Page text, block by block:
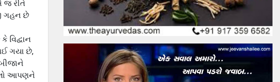
જ રીતે
ગહન છે
વિદ્વાન
ગયા છે,
આપણને